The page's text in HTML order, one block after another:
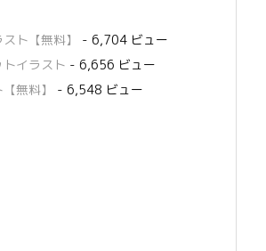
ト【無料】
- 6,704 ビュー
イラスト - 6,656 ビュー
無料】
- 6,548 ビュー